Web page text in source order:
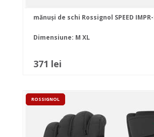
mănuși de schi Rossignol SPEED IMPR-
Dimensiune: M XL
371 lei
ROSSIGNOL